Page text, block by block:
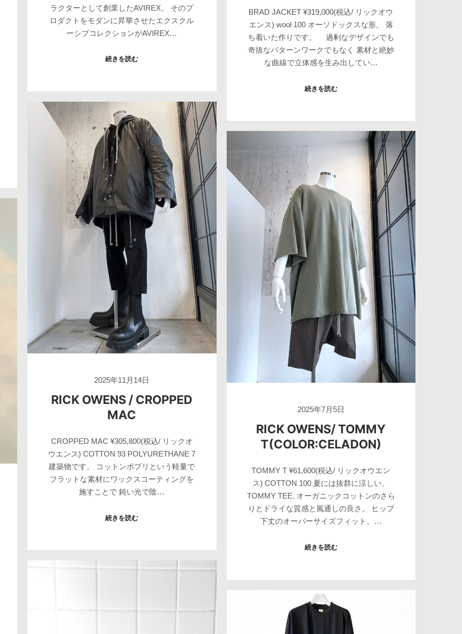
ラクターとして創業したAVIREX。 そのプ
ロダクトをモダンに昇華させたエクスクル
ーシブコレクションがAVIREX…
続きを読む
BRAD JACKET ¥319,000(税込/ リックオウ
エンス) wool 100 オーソドックスな形。 落
ち着いた作りです。 過剰なデザインでも
奇抜なパターンワークでもなく 素材と絶妙
な曲線で立体感を生み出してい…
続きを読む
2025年11月14日
RICK OWENS / CROPPED
MAC
CROPPED MAC ¥305,800(税込/ リックオ
ウエンス) COTTON 93 POLYURETHANE 7
建築物です。 コットンポプリという軽量で
フラットな素材にワックスコーティングを
施すことで 鈍い光で陰…
続きを読む
2025年7月5日
RICK OWENS/ TOMMY
T(COLOR:CELADON)
TOMMY T ¥61,600(税込/ リックオウエン
ス) COTTON 100 夏には抜群に涼しい、
TOMMY TEE. オーガニックコットンのさら
りとドライな質感と風通しの良さ。 ヒップ
下丈のオーバーサイズフィット。…
続きを読む